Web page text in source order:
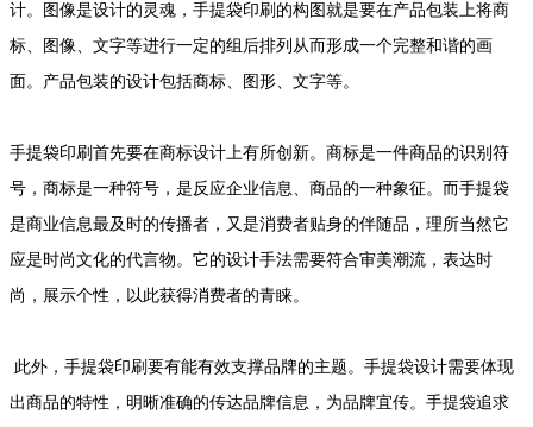
计。图像是设计的灵魂，手提袋印刷的构图就是要在产品包装上将商
标、图像、文字等进行一定的组后排列从而形成一个完整和谐的画
面。产品包装的设计包括商标、图形、文字等。
手提袋印刷首先要在商标设计上有所创新。商标是一件商品的识别符
号，商标是一种符号，是反应企业信息、商品的一种象征。而手提袋
是商业信息最及时的传播者，又是消费者贴身的伴随品，理所当然它
应是时尚文化的代言物。它的设计手法需要符合审美潮流，表达时
尚，展示个性，以此获得消费者的青睐。
此外，手提袋印刷要有能有效支撑品牌的主题。手提袋设计需要体现
出商品的特性，明晰准确的传达品牌信息，为品牌宜传。手提袋追求